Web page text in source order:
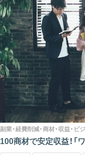
副業・経費削減・商材・収益・ビ
100商材で安定収益！「